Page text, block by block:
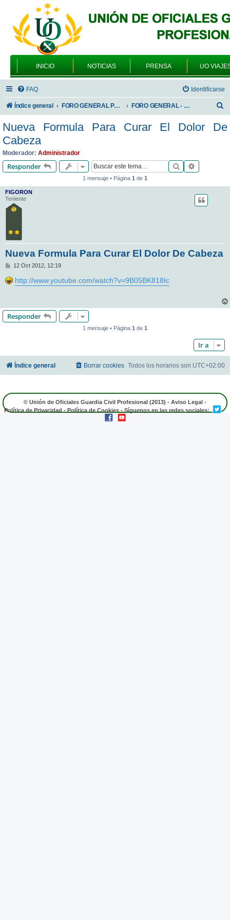
INICIO NOTICIAS PRENSA UO
FAQ Identificarse
Índice general FORO GENERAL PARA TODOS LOS USUARIOS FORO GENERAL - SONRIA, POR FAVOR
s
Nueva Formula Para Curar El Dolor De
Cabeza
Moderador: Administrador
Responder Buscar
1 mensaje • Página 1 de 1
FIGORON
Teniente
Nueva Formula Para Curar El Dolor De Cabeza
M
n
s
12 Oct 2012, 12:19
http://www.youtube.com/watch?v=9B05BK818Ic
Responder
1 mensaje • Página 1 de 1
Ir a
Índice general Todos los horarios son UTC+02:00
Borrar cookies
© Unión de Oficiales Guardia Civil Profesional (2013) - Aviso Legal -
Política de Privacidad - Política de Cookies - Síguenos en las redes sociales: